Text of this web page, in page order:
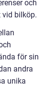
och
vid bilköp.
för sin
andra
unika